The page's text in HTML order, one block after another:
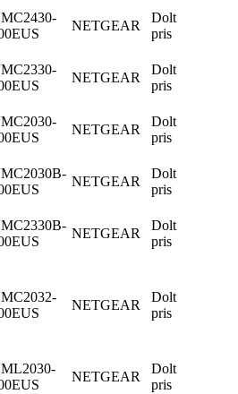
NETGEAR
Dolt
pris
NETGEAR
Dolt
pris
NETGEAR
Dolt
pris
NETGEAR
Dolt
pris
NETGEAR
Dolt
pris
NETGEAR
Dolt
pris
NETGEAR
Dolt
pris